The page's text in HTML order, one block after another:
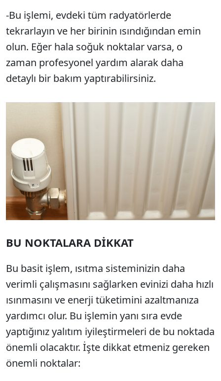
-Bu işlemi, evdeki tüm radyatörlerde
tekrarlayın ve her birinin ısındığından emin
olun. Eğer hala soğuk noktalar varsa, o
zaman profesyonel yardım alarak daha
detaylı bir bakım yaptırabilirsiniz.
BU NOKTALARA DİKKAT
Bu basit işlem, ısıtma sisteminizin daha
verimli çalışmasını sağlarken evinizi daha hızlı
ısınmasını ve enerji tüketimini azaltmanıza
yardımcı olur. Bu işlemin yanı sıra evde
yaptığınız yalıtım iyileştirmeleri de bu noktada
önemli olacaktır. İşte dikkat etmeniz gereken
önemli noktalar: